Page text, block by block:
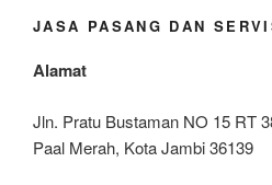
JASA PASANG DAN
Alamat
Jln. Pratu Bustaman NO 15 RT
Paal Merah, Kota Jambi 36139